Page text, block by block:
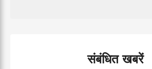
संबंधित खबरें